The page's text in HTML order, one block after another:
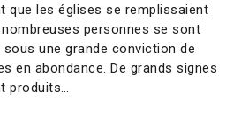
que les églises se remplissaient
personnes se sont
une grande conviction de
en abondance. De grands signes
produits…